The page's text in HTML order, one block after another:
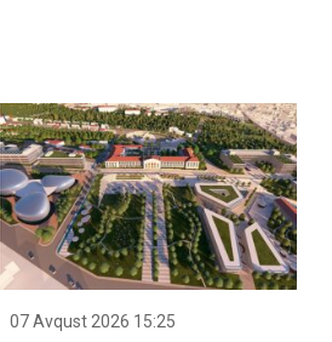
07 Avqust 2026 15:25